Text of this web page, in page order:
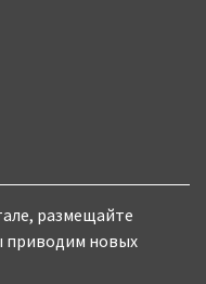
размещайте
приводим новых